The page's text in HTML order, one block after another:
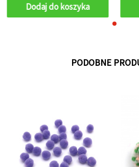
Dodaj do koszyka
PODOBNE